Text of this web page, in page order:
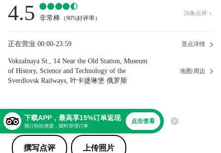
4.5 非常棒 （90%好评率）
20条点评 
正在营业 00:00-23:59 景点详情
Vokzalnaya St., 14 Near the Old Station, Museum
of History, Science and Technology of the
Sverdlovsk Railways, 叶卡捷琳堡 俄罗斯
地图/周边
分享
撰写点评 上传照片
下载APP，最高享15%订单返现
预订轻松便捷，随时管理订单
点击查看